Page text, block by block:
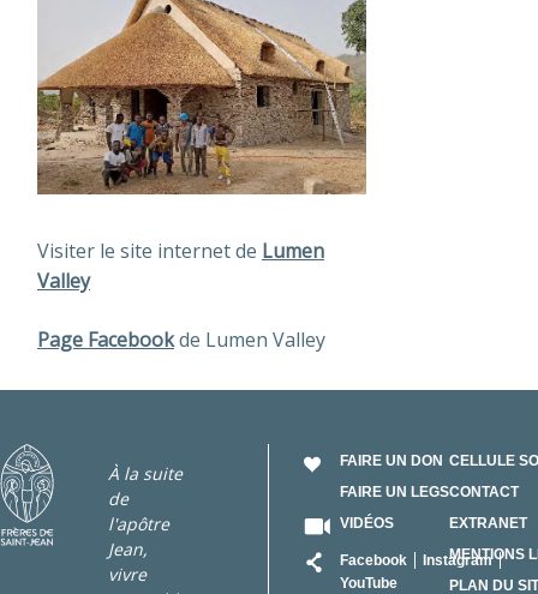
Visiter le site internet de Lumen
Valley
Page Facebookde Lumen Valley
À la suite
de
l'apôtre
Jean,
vivre
FAIRE UN DON
FAIRE UN LEGS
VIDÉOS
Facebook
Instagram
YouTube
CELLULE
CONTACT
EXTRANET
MENTIONS
PLAN DU